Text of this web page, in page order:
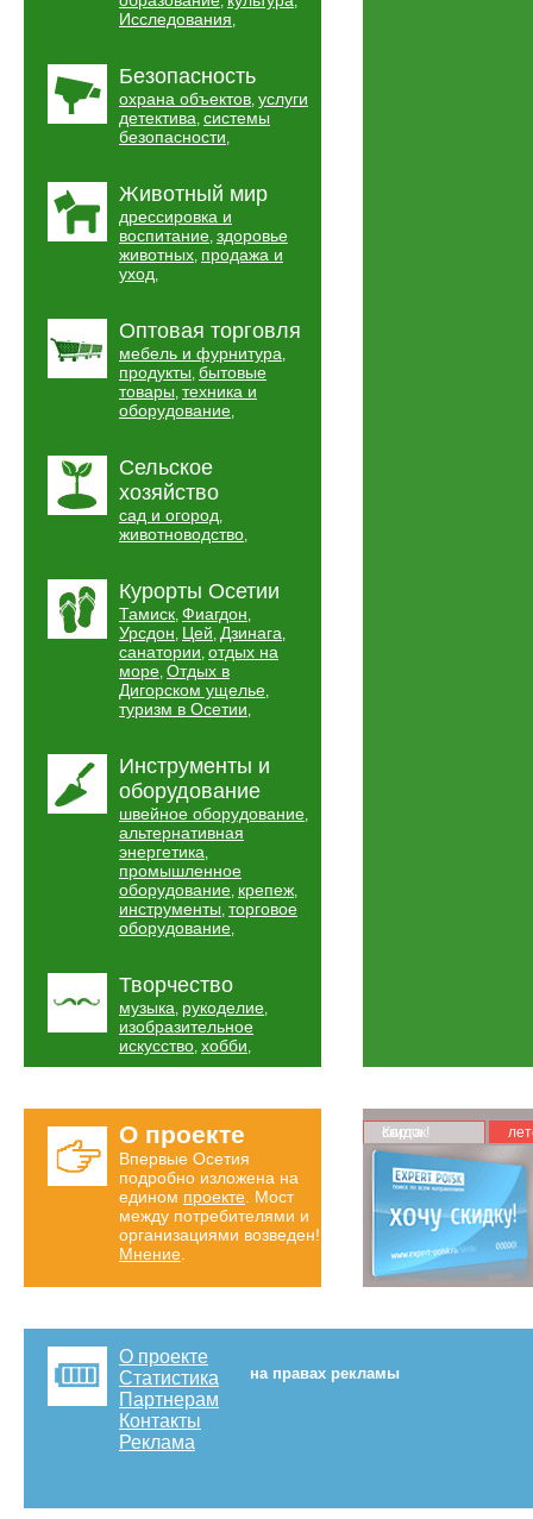
Исследования,
Безопасность
охрана объектов, услуги
детектива, системы
безопасности,
Животный мир
дрессировка и
воспитание, здоровье
животных, продажа и
уход,
Оптовая торговля
мебель и фурнитура,
продукты, бытовые
товары, техника и
оборудование,
Сельское
хозяйство
сад и огород,
животноводство,
Курорты Осетии
Тамиск, Фиагдон,
Урсдон, Цей, Дзинага,
санатории, отдых на
море, Отдых в
Дигорском ущелье,
туризм в Осетии,
Инструменты и
оборудование
швейное оборудование,
альтернативная
энергетика,
промышленное
оборудование, крепеж,
инструменты, торговое
оборудование,
Творчество
музыка, рукоделие,
изобразительное
искусство, хобби,
О проекте
Впервые Осетия
подробно изложена на
едином проекте . Мост
между потребителями и
организациями возведен!
Мнение
Карта скидок!
О проекте
Статистика
Партнерам
Контакты
Реклама
на правах рекламы